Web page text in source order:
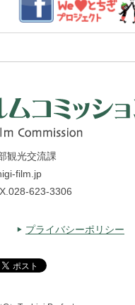
観光交流課
film.jp
623-3306
プライバシーポリシー